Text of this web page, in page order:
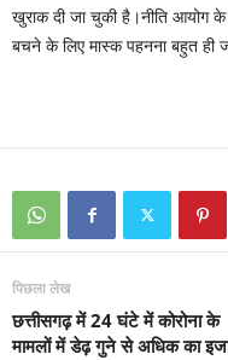
खुराक दी जा चुकी है।नीति आयोग
बचने के लिए मास्‍क पहनना बहुत ही
पिछला लेख
छत्तीसगढ़ में 24 घंटे में कोरोना के
मामलों में डेढ़ गुने से अधिक का